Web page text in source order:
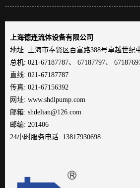
上海德连流体设备有限公司
地址: 上海市奉贤区百富路388号卓越世纪
总机: 021-67187787、 67187797、
直线: 021-67187787
传真: 021-67156392
网址: www.shdlpump.com
邮箱: shdelian@126.com
邮编: 201406
24小时服务电话: 13817930698